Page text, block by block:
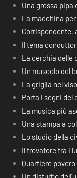
Una grossa pipa
La macchina
Corrispondente,
Il tema
La cerchia delle
Un muscolo del
La griglia nel
Porta i segni del
La musica più
Una stampa a
Lo studio della
Il trovatore tra i
Quartiere